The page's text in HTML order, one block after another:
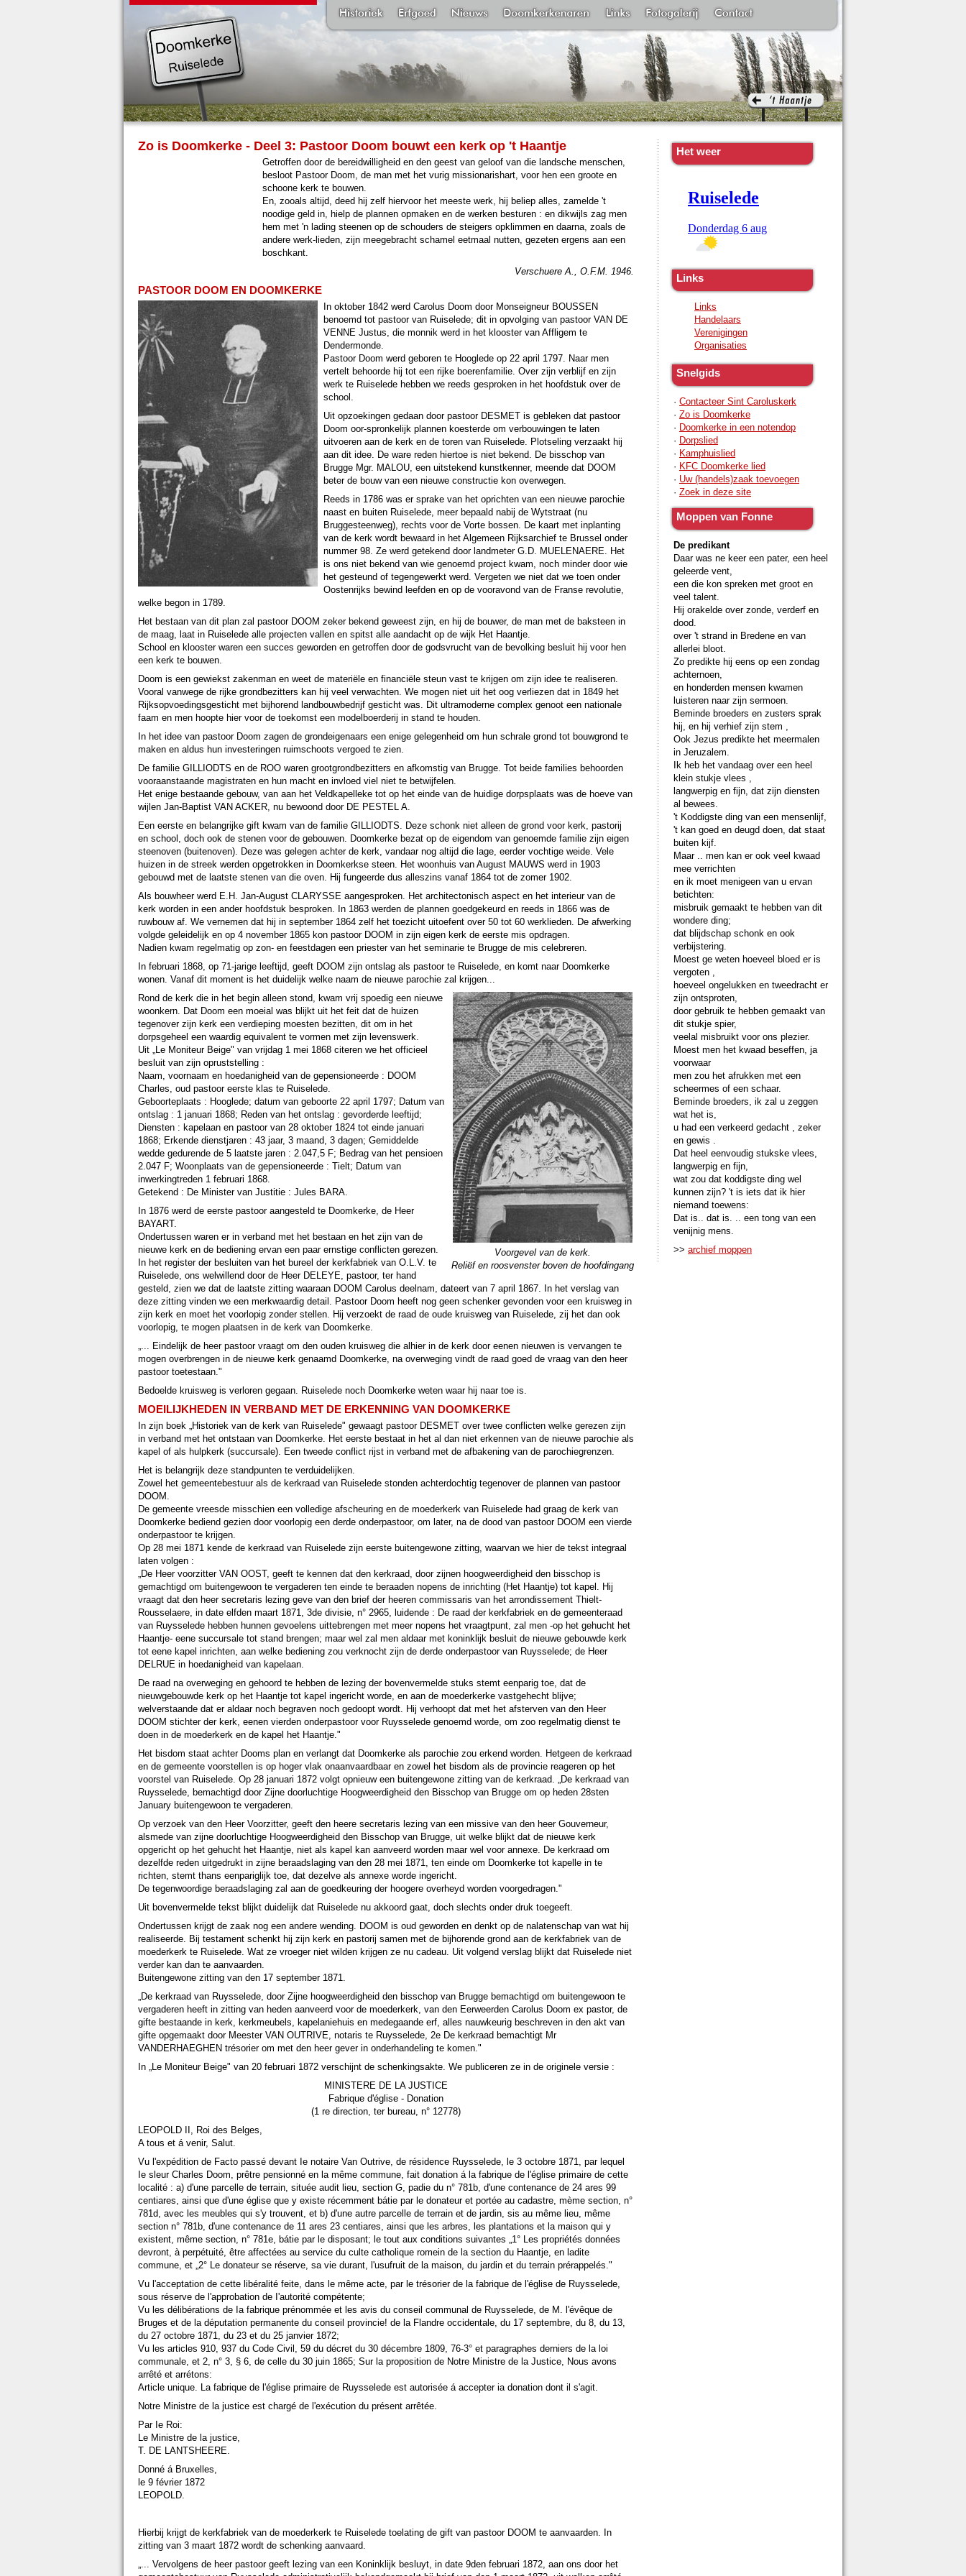
Zo is Doomkerke - Deel 3: Pastoor Doom bouwt een kerk op 't Haantje
Getroffen door de bereidwilligheid en den geest van geloof van die landsche menschen,
besloot Pastoor Doom, de man met het vurig missionarishart, voor hen een groote en
schoone kerk te bouwen.
En, zooals altijd, deed hij zelf hiervoor het meeste werk, hij beliep alles, zamelde 't
noodige geld in, hielp de plannen opmaken en de werken besturen : en dikwijls zag men
hem met 'n lading steenen op de schouders de steigers opklimmen en daarna, zoals de
andere werk-lieden, zijn meegebracht schamel eetmaal nutten, gezeten ergens aan een
boschkant.
Verschuere A., O.F.M. 1946.
PASTOOR DOOM EN DOOMKERKE
In oktober 1842 werd Carolus Doom door Monseigneur BOUSSEN
benoemd tot pastoor van Ruiselede; dit in opvolging van pastoor VAN DE
VENNE Justus, die monnik werd in het klooster van Affligem te
Dendermonde.
Pastoor Doom werd geboren te Hooglede op 22 april 1797. Naar men
vertelt behoorde hij tot een rijke boerenfamilie. Over zijn verblijf en zijn
werk te Ruiselede hebben we reeds gesproken in het hoofdstuk over de
school.
Uit opzoekingen gedaan door pastoor DESMET is gebleken dat pastoor
Doom oor-spronkelijk plannen koesterde om verbouwingen te laten
uitvoeren aan de kerk en de toren van Ruiselede. Plotseling verzaakt hij
aan dit idee. De ware reden hiertoe is niet bekend. De bisschop van
Brugge Mgr. MALOU, een uitstekend kunstkenner, meende dat DOOM
beter de bouw van een nieuwe constructie kon overwegen.
Reeds in 1786 was er sprake van het oprichten van een nieuwe parochie
naast en buiten Ruiselede, meer bepaald nabij de Wytstraat (nu
Bruggesteenweg), rechts voor de Vorte bossen. De kaart met inplanting
van de kerk wordt bewaard in het Algemeen Rijksarchief te Brussel onder
nummer 98. Ze werd getekend door landmeter G.D. MUELENAERE. Het
is ons niet bekend van wie genoemd project kwam, noch minder door wie
het gesteund of tegengewerkt werd. Vergeten we niet dat we toen onder
Oostenrijks bewind leefden en op de vooravond van de Franse revolutie,
welke begon in 1789.
Het bestaan van dit plan zal pastoor DOOM zeker bekend geweest zijn, en hij de bouwer, de man met de baksteen in
de maag, laat in Ruiselede alle projecten vallen en spitst alle aandacht op de wijk Het Haantje.
School en klooster waren een succes geworden en getroffen door de godsvrucht van de bevolking besluit hij voor hen
een kerk te bouwen.
Doom is een gewiekst zakenman en weet de materiële en financiële steun vast te krijgen om zijn idee te realiseren.
Vooral vanwege de rijke grondbezitters kan hij veel verwachten. We mogen niet uit het oog verliezen dat in 1849 het
Rijksopvoedingsgesticht met bijhorend landbouwbedrijf gesticht was. Dit ultramoderne complex genoot een nationale
faam en men hoopte hier voor de toekomst een modelboerderij in stand te houden.
In het idee van pastoor Doom zagen de grondeigenaars een enige gelegenheid om hun schrale grond tot bouwgrond te
maken en aldus hun investeringen ruimschoots vergoed te zien.
De familie GILLIODTS en de ROO waren grootgrondbezitters en afkomstig van Brugge. Tot beide families behoorden
vooraanstaande magistraten en hun macht en invloed viel niet te betwijfelen.
Het enige bestaande gebouw, van aan het Veldkapelleke tot op het einde van de huidige dorpsplaats was de hoeve van
wijlen Jan-Baptist VAN ACKER, nu bewoond door DE PESTEL A.
Een eerste en belangrijke gift kwam van de familie GILLIODTS. Deze schonk niet alleen de grond voor kerk, pastorij
en school, doch ook de stenen voor de gebouwen. Doomkerke bezat op de eigendom van genoemde familie zijn eigen
steenoven (buitenoven). Deze was gelegen achter de kerk, vandaar nog altijd die lage, eerder vochtige weide. Vele
huizen in de streek werden opgetrokken in Doomkerkse steen. Het woonhuis van August MAUWS werd in 1903
gebouwd met de laatste stenen van die oven. Hij fungeerde dus alleszins vanaf 1864 tot de zomer 1902.
Als bouwheer werd E.H. Jan-August CLARYSSE aangesproken. Het architectonisch aspect en het interieur van de
kerk worden in een ander hoofdstuk besproken. In 1863 werden de plannen goedgekeurd en reeds in 1866 was de
ruwbouw af. We vernemen dat hij in september 1864 zelf het toezicht uitoefent over 50 tot 60 werklieden. De afwerking
volgde geleidelijk en op 4 november 1865 kon pastoor DOOM in zijn eigen kerk de eerste mis opdragen.
Nadien kwam regelmatig op zon- en feestdagen een priester van het seminarie te Brugge de mis celebreren.
In februari 1868, op 71-jarige leeftijd, geeft DOOM zijn ontslag als pastoor te Ruiselede, en komt naar Doomkerke
wonen. Vanaf dit moment is het duidelijk welke naam de nieuwe parochie zal krijgen...
Voorgevel van de kerk.
Reliëf en roosvenster boven de hoofdingang
Rond de kerk die in het begin alleen stond, kwam vrij spoedig een nieuwe
woonkern. Dat Doom een moeial was blijkt uit het feit dat de huizen
tegenover zijn kerk een verdieping moesten bezitten, dit om in het
dorpsgeheel een waardig equivalent te vormen met zijn levenswerk.
Uit „Le Moniteur Beige" van vrijdag 1 mei 1868 citeren we het officieel
besluit van zijn opruststelling :
Naam, voornaam en hoedanigheid van de gepensioneerde : DOOM
Charles, oud pastoor eerste klas te Ruiselede.
Geboorteplaats : Hooglede; datum van geboorte 22 april 1797; Datum van
ontslag : 1 januari 1868; Reden van het ontslag : gevorderde leeftijd;
Diensten : kapelaan en pastoor van 28 oktober 1824 tot einde januari
1868; Erkende dienstjaren : 43 jaar, 3 maand, 3 dagen; Gemiddelde
wedde gedurende de 5 laatste jaren : 2.047,5 F; Bedrag van het pensioen
2.047 F; Woonplaats van de gepensioneerde : Tielt; Datum van
inwerkingtreden 1 februari 1868.
Getekend : De Minister van Justitie : Jules BARA.
In 1876 werd de eerste pastoor aangesteld te Doomkerke, de Heer
BAYART.
Ondertussen waren er in verband met het bestaan en het zijn van de
nieuwe kerk en de bediening ervan een paar ernstige conflicten gerezen.
In het register der besluiten van het bureel der kerkfabriek van O.L.V. te
Ruiselede, ons welwillend door de Heer DELEYE, pastoor, ter hand
gesteld, zien we dat de laatste zitting waaraan DOOM Carolus deelnam, dateert van 7 april 1867. In het verslag van
deze zitting vinden we een merkwaardig detail. Pastoor Doom heeft nog geen schenker gevonden voor een kruisweg in
zijn kerk en moet het voorlopig zonder stellen. Hij verzoekt de raad de oude kruisweg van Ruiselede, zij het dan ook
voorlopig, te mogen plaatsen in de kerk van Doomkerke.
„... Eindelijk de heer pastoor vraagt om den ouden kruisweg die alhier in de kerk door eenen nieuwen is vervangen te
mogen overbrengen in de nieuwe kerk genaamd Doomkerke, na overweging vindt de raad goed de vraag van den heer
pastoor toetestaan."
Bedoelde kruisweg is verloren gegaan. Ruiselede noch Doomkerke weten waar hij naar toe is.
MOEILIJKHEDEN IN VERBAND MET DE ERKENNING VAN DOOMKERKE
In zijn boek „Historiek van de kerk van Ruiselede" gewaagt pastoor DESMET over twee conflicten welke gerezen zijn
in verband met het ontstaan van Doomkerke. Het eerste bestaat in het al dan niet erkennen van de nieuwe parochie als
kapel of als hulpkerk (succursale). Een tweede conflict rijst in verband met de afbakening van de parochiegrenzen.
Het is belangrijk deze standpunten te verduidelijken.
Zowel het gemeentebestuur als de kerkraad van Ruiselede stonden achterdochtig tegenover de plannen van pastoor
DOOM.
De gemeente vreesde misschien een volledige afscheuring en de moederkerk van Ruiselede had graag de kerk van
Doomkerke bediend gezien door voorlopig een derde onderpastoor, om later, na de dood van pastoor DOOM een vierde
onderpastoor te krijgen.
Op 28 mei 1871 kende de kerkraad van Ruiselede zijn eerste buitengewone zitting, waarvan we hier de tekst integraal
laten volgen :
„De Heer voorzitter VAN OOST, geeft te kennen dat den kerkraad, door zijnen hoogweerdigheid den bisschop is
gemachtigd om buitengewoon te vergaderen ten einde te beraaden nopens de inrichting (Het Haantje) tot kapel. Hij
vraagt dat den heer secretaris lezing geve van den brief der heeren commissaris van het arrondissement Thielt-
Rousselaere, in date elfden maart 1871, 3de divisie, n° 2965, luidende : De raad der kerkfabriek en de gemeenteraad
van Ruysselede hebben hunnen gevoelens uittebrengen met meer nopens het vraagtpunt, zal men -op het gehucht het
Haantje- eene succursale tot stand brengen; maar wel zal men aldaar met koninklijk besluit de nieuwe gebouwde kerk
tot eene kapel inrichten, aan welke bediening zou verknocht zijn de derde onderpastoor van Ruysselede; de Heer
DELRUE in hoedanigheid van kapelaan.
De raad na overweging en gehoord te hebben de lezing der bovenvermelde stuks stemt eenparig toe, dat de
nieuwgebouwde kerk op het Haantje tot kapel ingericht worde, en aan de moederkerke vastgehecht blijve;
welverstaande dat er aldaar noch begraven noch gedoopt wordt. Hij verhoopt dat met het afsterven van den Heer
DOOM stichter der kerk, eenen vierden onderpastoor voor Ruysselede genoemd worde, om zoo regelmatig dienst te
doen in de moederkerk en de kapel het Haantje."
Het bisdom staat achter Dooms plan en verlangt dat Doomkerke als parochie zou erkend worden. Hetgeen de kerkraad
en de gemeente voorstellen is op hoger vlak onaanvaardbaar en zowel het bisdom als de provincie reageren op het
voorstel van Ruiselede. Op 28 januari 1872 volgt opnieuw een buitengewone zitting van de kerkraad. „De kerkraad van
Ruysselede, bemachtigd door Zijne doorluchtige Hoogweerdigheid den Bisschop van Brugge om op heden 28sten
January buitengewoon te vergaderen.
Op verzoek van den Heer Voorzitter, geeft den heere secretaris lezing van een missive van den heer Gouverneur,
alsmede van zijne doorluchtige Hoogweerdigheid den Bisschop van Brugge, uit welke blijkt dat de nieuwe kerk
opgericht op het gehucht het Haantje, niet als kapel kan aanveerd worden maar wel voor annexe. De kerkraad om
dezelfde reden uitgedrukt in zijne beraadslaging van den 28 mei 1871, ten einde om Doomkerke tot kapelle in te
richten, stemt thans eenpariglijk toe, dat dezelve als annexe worde ingericht.
De tegenwoordige beraadslaging zal aan de goedkeuring der hoogere overheyd worden voorgedragen."
Uit bovenvermelde tekst blijkt duidelijk dat Ruiselede nu akkoord gaat, doch slechts onder druk toegeeft.
Ondertussen krijgt de zaak nog een andere wending. DOOM is oud geworden en denkt op de nalatenschap van wat hij
realiseerde. Bij testament schenkt hij zijn kerk en pastorij samen met de bijhorende grond aan de kerkfabriek van de
moederkerk te Ruiselede. Wat ze vroeger niet wilden krijgen ze nu cadeau. Uit volgend verslag blijkt dat Ruiselede niet
verder kan dan te aanvaarden.
Buitengewone zitting van den 17 september 1871.
„De kerkraad van Ruysselede, door Zijne hoogweerdigheid den bisschop van Brugge bemachtigd om buitengewoon te
vergaderen heeft in zitting van heden aanveerd voor de moederkerk, van den Eerweerden Carolus Doom ex pastor, de
gifte bestaande in kerk, kerkmeubels, kapelaniehuis en medegaande erf, alles nauwkeurig beschreven in den akt van
gifte opgemaakt door Meester VAN OUTRIVE, notaris te Ruysselede, 2e De kerkraad bemachtigt Mr
VANDERHAEGHEN trésorier om met den heer gever in onderhandeling te komen."
In „Le Moniteur Beige" van 20 februari 1872 verschijnt de schenkingsakte. We publiceren ze in de originele versie :
MINISTERE DE LA JUSTICE
Fabrique d'église - Donation
(1 re direction, ter bureau, n° 12778)
LEOPOLD II, Roi des Belges,
A tous et á venir, Salut.
Vu l'expédition de Facto passé devant Ie notaire Van Outrive, de résidence Ruysselede, le 3 octobre 1871, par lequel
Ie sleur Charles Doom, prêtre pensionné en la même commune, fait donation á la fabrique de l'église primaire de cette
localité : a) d'une parcelle de terrain, située audit lieu, section G, padie du n° 781b, d'une contenance de 24 ares 99
centiares, ainsi que d'une église que y existe récemment bátie par le donateur et portée au cadastre, mème section, n°
781d, avec les meubles qui s'y trouvent, et b) d'une autre parcelle de terrain et de jardin, sis au même lieu, même
section n° 781b, d'une contenance de 11 ares 23 centiares, ainsi que les arbres, les plantations et la maison qui y
existent, même section, n° 781e, bátie par le disposant; le tout aux conditions suivantes „1° Les propriétés données
devront, à perpétuité, être affectées au service du culte catholique romein de la section du Haantje, en ladite
commune, et „2° Le donateur se réserve, sa vie durant, l'usufruit de la maison, du jardin et du terrain prérappelés."
Vu l'acceptation de cette libéralité feite, dans le même acte, par le trésorier de la fabrique de l'église de Ruysselede,
sous réserve de l'approbation de I'autorité compétente;
Vu les délibérations de Ia fabrique prénommée et les avis du conseil communal de Ruysselede, de M. l'évêque de
Bruges et de la députation permanente du conseil provincie! de la Flandre occidentale, du 17 septembre, du 8, du 13,
du 27 octobre 1871, du 23 et du 25 janvier 1872;
Vu les articles 910, 937 du Code Civil, 59 du décret du 30 décembre 1809, 76-3° et paragraphes derniers de la loi
communale, et 2, n° 3, § 6, de celle du 30 juin 1865; Sur la proposition de Notre Ministre de la Justice, Nous avons
arrêté et arrétons:
Article unique. La fabrique de l'église primaire de Ruysselede est autorisée á accepter ia donation dont il s'agit.
Notre Ministre de la justice est chargé de l'exécution du présent arrêtée.
Par Ie Roi:
Le Ministre de la justice,
T. DE LANTSHEERE.
Donné á Bruxelles,
le 9 février 1872
LEOPOLD.
Hierbij krijgt de kerkfabriek van de moederkerk te Ruiselede toelating de gift van pastoor DOOM te aanvaarden. In
zitting van 3 maart 1872 wordt de schenking aanvaard.
„... Vervolgens de heer pastoor geeft lezing van een Koninklijk besluyt, in date 9den februari 1872, aan ons door het
Het weer
Links
Links
Handelaars
Verenigingen
Organisaties
Snelgids
· Contacteer Sint Caroluskerk
· Zo is Doomkerke
· Doomkerke in een notendop
· Dorpslied
· Kamphuislied
· KFC Doomkerke lied
· Uw (handels)zaak toevoegen
· Zoek in deze site
Moppen van Fonne
De predikant
Daar was ne keer een pater, een heel
geleerde vent,
een die kon spreken met groot en
veel talent.
Hij orakelde over zonde, verderf en
dood.
over 't strand in Bredene en van
allerlei bloot.
Zo predikte hij eens op een zondag
achternoen,
en honderden mensen kwamen
luisteren naar zijn sermoen.
Beminde broeders en zusters sprak
hij, en hij verhief zijn stem ,
Ook Jezus predikte het meermalen
in Jeruzalem.
Ik heb het vandaag over een heel
klein stukje vlees ,
langwerpig en fijn, dat zijn diensten
al bewees.
't Koddigste ding van een mensenlijf,
't kan goed en deugd doen, dat staat
buiten kijf.
Maar .. men kan er ook veel kwaad
mee verrichten
en ik moet menigeen van u ervan
betichten:
misbruik gemaakt te hebben van dit
wondere ding;
dat blijdschap schonk en ook
verbijstering.
Moest ge weten hoeveel bloed er is
vergoten ,
hoeveel ongelukken en tweedracht er
zijn ontsproten,
door gebruik te hebben gemaakt van
dit stukje spier,
veelal misbruikt voor ons plezier.
Moest men het kwaad beseffen, ja
voorwaar
men zou het afrukken met een
scheermes of een schaar.
Beminde broeders, ik zal u zeggen
wat het is,
u had een verkeerd gedacht , zeker
en gewis .
Dat heel eenvoudig stukske vlees,
langwerpig en fijn,
wat zou dat koddigste ding wel
kunnen zijn? 't is iets dat ik hier
niemand toewens:
Dat is.. dat is. .. een tong van een
venijnig mens.
>> archief moppen